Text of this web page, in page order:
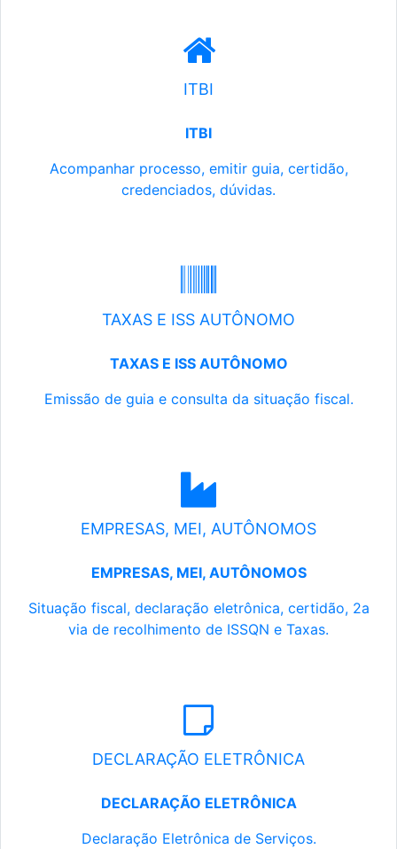
ITBI
ITBI
Acompanhar processo, emitir guia, certidão,
credenciados, dúvidas.
TAXAS E ISS AUTÔNOMO
TAXAS E ISS AUTÔNOMO
Emissão de guia e consulta da situação fiscal.
EMPRESAS, MEI, AUTÔNOMOS
EMPRESAS, MEI, AUTÔNOMOS
Situação fiscal, declaração eletrônica, certidão, 2a
via de recolhimento de ISSQN e Taxas.
DECLARAÇÃO ELETRÔNICA
DECLARAÇÃO ELETRÔNICA
Declaração Eletrônica de Serviços.